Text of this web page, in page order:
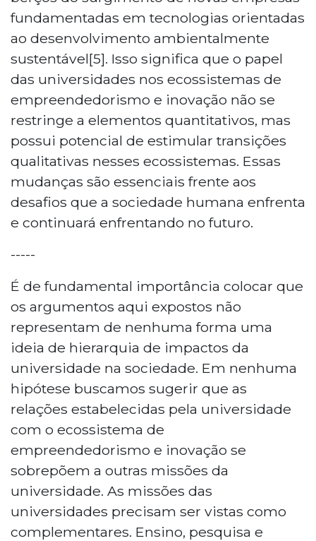
fundamentadas em tecnologias orientadas
ao desenvolvimento ambientalmente
sustentável[5]. Isso significa que o papel
das universidades nos ecossistemas de
empreendedorismo e inovação não se
restringe a elementos quantitativos, mas
possui potencial de estimular transições
qualitativas nesses ecossistemas. Essas
mudanças são essenciais frente aos
desafios que a sociedade humana enfrenta
e continuará enfrentando no futuro.
-----
É de fundamental importância colocar que
os argumentos aqui expostos não
representam de nenhuma forma uma
ideia de hierarquia de impactos da
universidade na sociedade. Em nenhuma
hipótese buscamos sugerir que as
relações estabelecidas pela universidade
com o ecossistema de
empreendedorismo e inovação se
sobrepõem a outras missões da
universidade. As missões das
universidades precisam ser vistas como
complementares. Ensino, pesquisa e